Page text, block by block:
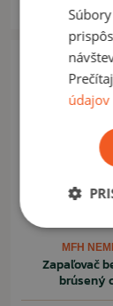
Momentálne
MFH
Zapaľovač
brúsený
údajov